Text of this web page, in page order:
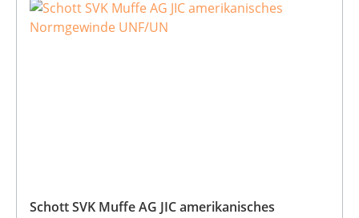
Schott SVK Muffe AG JIC amerikanisches